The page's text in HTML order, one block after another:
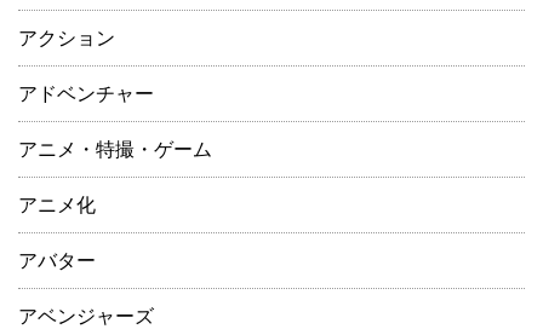
アクション
アドベンチャー
アニメ・特撮・ゲーム
アニメ化
アバター
アベンジャーズ